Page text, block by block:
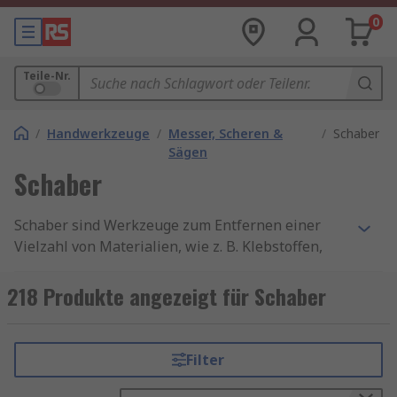
0
Teile-Nr.
/ Handwerkzeuge / Messer, Scheren &
Sägen
/ Schaber
Schaber
Schaber sind Werkzeuge zum Entfernen einer
Vielzahl von Materialien, wie z. B. Klebstoffen,
Dekorbelägen (Tapeten, Vinyl usw.) sowie zum
Entfernen von Schmutz und anderen
in der Regel über einen Griff mit einer Metall-
oder Kunststoffschaberklinge, damit beim
218 Produkte angezeigt für Schaber
Filter